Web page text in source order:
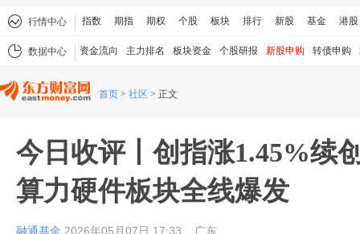
行情中心 指数 期指 期权 个股 板块 排行 新股 基金 港股
数据中心 资金流向 主力排名 板块资金 个股研报 新股申购 转债申购
首页 > 社区 > 正文
今日收评丨创指涨1.45%续
算力硬件板块全线爆发
融通基金 2026年05月07日 17:33 广东